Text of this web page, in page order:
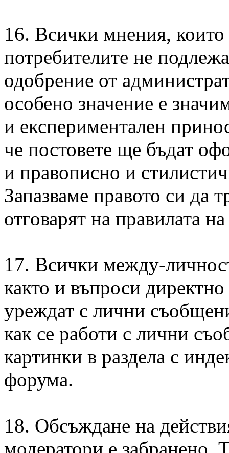
16. Всички мнения, които
потребителите не
одобрение от
особено значение е
и експериментален
че постовете ще бъдат
и правописно и
Запазваме правото си да
отговарят на правилата
17. Всички между-
както и въпроси
уреждат с лични
как се работи с лични
картинки в раздела с
форума.
18. Обсъждане на